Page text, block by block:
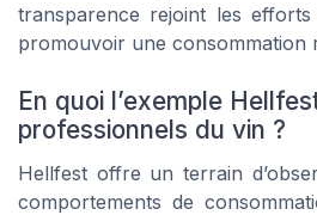
transparence rejoint les
promouvoir une consommation
En quoi l’exemple
professionnels du vin ?
Hellfest offre un terrain
comportements de